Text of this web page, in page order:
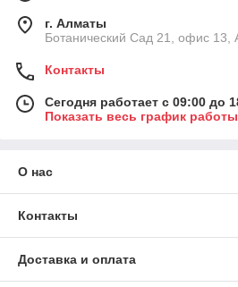
г. Алматы
Ботанический Сад 21, офис 13,
Контакты
Сегодня работает с 09:00 до
Показать весь график работы
О нас
Контакты
Доставка и оплата